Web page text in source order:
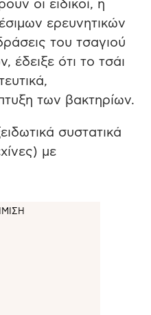
οι ειδικοί, η
ερευνητικών
του τσαγιού
έδειξε ότι το τσάι
των βακτηρίων.
συστατικά
με